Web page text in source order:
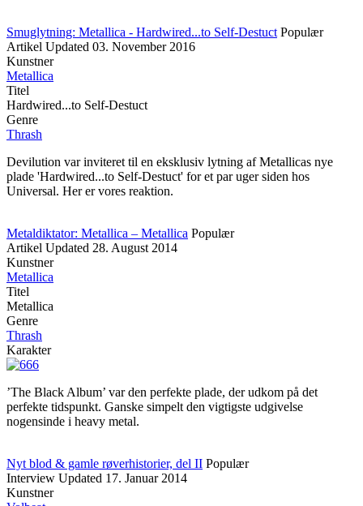
Smuglytning: Metallica - Hardwired...to Self-Destuct Populær
Artikel Updated 03. November 2016
Kunstner
Metallica
Titel
Hardwired...to Self-Destuct
Genre
Thrash
Devilution var inviteret til en eksklusiv lytning af Metallicas nye
plade 'Hardwired...to Self-Destuct' for et par uger siden hos
Universal. Her er vores reaktion.
Metaldiktator: Metallica – Metallica Populær
Artikel Updated 28. August 2014
Kunstner
Metallica
Titel
Metallica
Genre
Thrash
Karakter
’The Black Album’ var den perfekte plade, der udkom på det
perfekte tidspunkt. Ganske simpelt den vigtigste udgivelse
nogensinde i heavy metal.
Nyt blod & gamle røverhistorier, del II Populær
Interview Updated 17. Januar 2014
Kunstner